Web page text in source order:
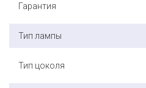
Гарантия
Тип лампы
Тип цоколя